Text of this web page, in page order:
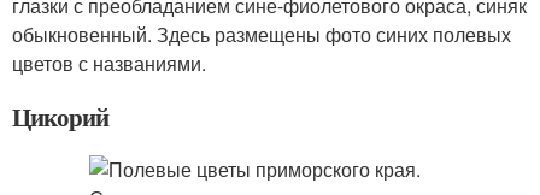
обыкновенный. Здесь размещены фото синих полевых
цветов с названиями.
Цикорий